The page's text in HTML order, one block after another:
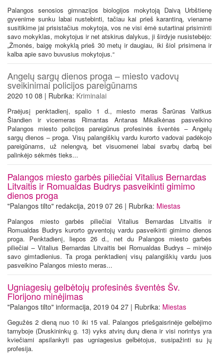
Palangos senosios gimnazijos biologijos mokytoją Daivą Urbštienę
gyvenime sunku labai nustebinti, tačiau kai prieš karantiną, viename
susitikime jai prisistačius mokytoja, vos ne visi ėmė sutartinai prisiminti
savo mokyklas, mokytojus ir net atskirus dalykus, ji širdyje nusistebėjo:
„Žmonės, baigę mokyklą prieš 30 metų ir daugiau, iki šiol prisimena ir
kalba apie savo buvusius mokytojus.“
Angelų sargų dienos proga – miesto vadovų
sveikinimai policijos pareigūnams
2020 10 08 | Rubrika: Kriminalai
Praėjusį penktadienį, spalio 1 d., miesto meras Šarūnas Vaitkus
Šiandien ir vicemeras Rimantas Antanas Mikalkėnas pasveikino
Palangos miesto policijos pareigūnus profesinės šventės – Angelų
sargų dienos – proga. Visų palangiškių vardu kurorto vadovai padėkojo
pareigūnams, už nelengvą, bet visuomenei labai svarbų darbą bei
palinkėjo sėkmės tieks...
Palangos miesto garbės piliečiai Vitalius Bernardas
Litvaitis ir Romualdas Budrys pasveikinti gimimo
dienos proga
"Palangos tilto" redakcija, 2019 07 26 | Rubrika: Miestas
Palangos miesto garbės piliečiai Vitalius Bernardas Litvaitis ir
Romualdas Budrys kurorto gyventojų vardu pasveikinti gimimo dienos
proga. Penktadienį, liepos 26 d., net du Palangos miesto garbės
piliečiai – Vitalius Bernardas Litvaitis bei Romualdas Budrys – minėjo
savo gimtadienius. Ta proga penktadienį visų palangiškių vardu juos
pasveikino Palangos miesto meras...
Ugniagesių gelbėtojų profesinės šventės Šv.
Florijono minėjimas
"Palangos tilto" informacija, 2019 04 27 | Rubrika: Miestas
Gegužės 2 dieną nuo 10 iki 15 val. Palangos priešgaisrinėje gelbėjimo
tarnyboje (Druskininkų g. 13) vyks atvirų durų diena ir visi norintys yra
kviečiami apsilankyti pas ugniagesius gelbėtojus, susipažinti su jų
profesija.